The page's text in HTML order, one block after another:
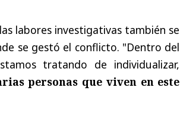
labores investigativas también se
se gestó el conflicto. "Dentro del
tratando de individualizar,
personas que viven en este